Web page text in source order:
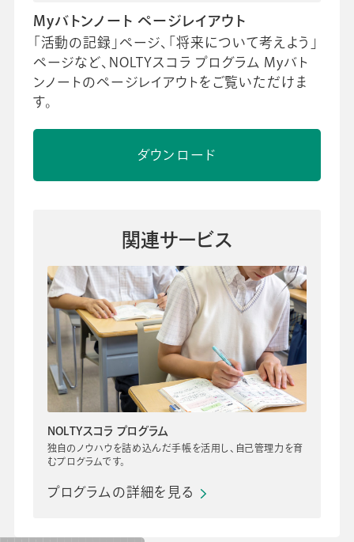
Myバトンノート ページレイアウト
「活動の記録」ページ、「将来について考えよう」
ページなど、NOLTYスコラ プログラム Myバト
ンノートのページレイアウトをご覧いただけま
す。
ダウンロード
関連サービス
NOLTYスコラ プログラム
独自のノウハウを詰め込んだ手帳を活用し、自己管理力を育
むプログラムです。
プログラムの詳細を見る